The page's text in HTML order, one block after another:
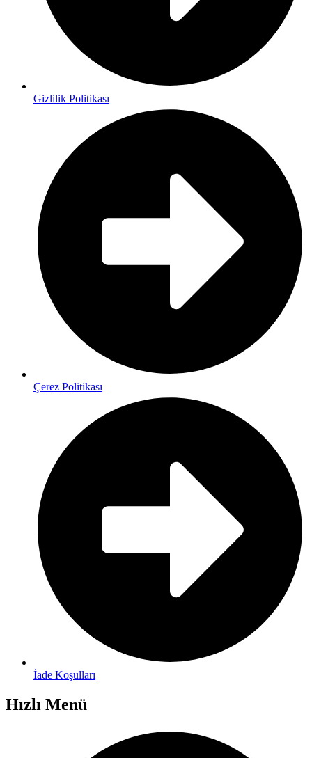
Gizlilik Politikası
Çerez Politikası
İade Koşulları
Hızlı Menü